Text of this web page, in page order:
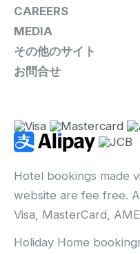
CAREERS
MEDIA
その他のサイト
お問合せ
Hotel bookings made
website are fee free.
Visa, MasterCard,
Holiday Home